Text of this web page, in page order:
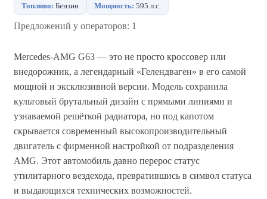
Топливо: Бензин Мощность: 595 л.с.
Предложений у операторов: 1
Mercedes‑AMG G63 — это не просто кроссовер или
внедорожник, а легендарный «Гелендваген» в его самой
мощной и эксклюзивной версии. Модель сохранила
культовый брутальный дизайн с прямыми линиями и
узнаваемой решёткой радиатора, но под капотом
скрывается современный высокопроизводительный
двигатель с фирменной настройкой от подразделения
AMG. Этот автомобиль давно перерос статус
утилитарного вездехода, превратившись в символ статуса
и выдающихся технических возможностей.